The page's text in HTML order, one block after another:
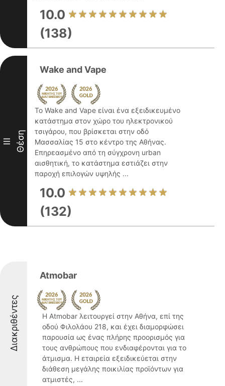
10.0
(138)
III Θέση
Wake and Vape
Το Wake and Vape είναι ένα εξειδικευμένο
κατάστημα στον χώρο του ηλεκτρονικού
τσιγάρου, που βρίσκεται στην οδό
Μασσαλίας 15 στο κέντρο της Αθήνας.
Επηρεασμένο από τη σύγχρονη urban
αισθητική, το κατάστημα εστιάζει στην
παροχή επιλογών υψηλής ...
10.0
(132)
Διακριθέντες
Atmobar
Η Atmobar λειτουργεί στην Αθήνα, επί της
οδού Φιλολάου 218, και έχει διαμορφώσει
παρουσία ως ένας πλήρης προορισμός για
τους ανθρώπους που ενδιαφέρονται για το
άτμισμα. Η εταιρεία εξειδικεύεται στην
διάθεση μεγάλης ποικιλίας προϊόντων για
ατμιστές, ...